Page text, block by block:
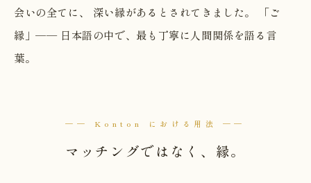
会いの全てに、 深い縁があるとされてきました。 「ご
縁」── 日本語の中で、最も丁寧に人間関係を語る言
葉。
── Konton における用法 ──
マッチングではなく、縁。